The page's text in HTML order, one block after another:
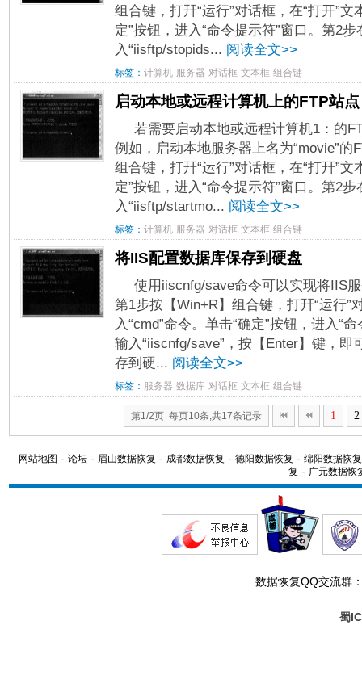
组合键，打幵“运行”对话框，在“打开”文
定”按钮，进入“命令提示符”窗口。第2
入“iisftp/stopids... 阅读全文>>
标签： 计算机 服务器 对话框 文本框 组合键
启动本地或远程计算机上的FTP站点
若需要启动本地或远程计算机1：的
例如，启动本地服务器上名为“movie”
组合键，打幵“运行”对话框，在“打幵”文
定”按钮，进入“命令提示符”窗口。第2
入“iisftp/startmo... 阅读全文>>
标签： 计算机 服务器 对话框 文本框 组合键
将IIS配置数据库保存到硬盘
使用iiscnfg/save命令可以实现将IIS
第1步按【Win+R】组合键，打幵“运行”
入“cmd”命令。单击“确定”按钮，进入“
输入“iiscnfg/save”，按【Enter】键，
存到硬... 阅读全文>>
标签： 服务器 数据库 对话框 文本框 组合键
第1/2页 每页10条,共17条记录 1 2
网站地图 - 论坛 - 眉山数据恢复 - 成都数据恢复 - 德阳数据恢复 - 绵阳数据恢复
复 - 广元数据恢
数据恢复QQ交流群
蜀